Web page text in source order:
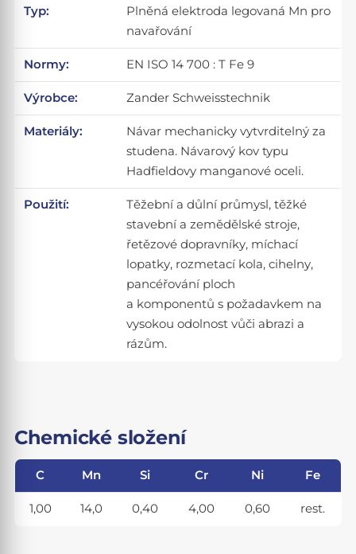
Typ:
Plněná elektroda legovaná Mn pro
navařování
Normy: EN ISO 14 700 : T Fe 9
Výrobce: Zander Schweisstechnik
Materiály:
Návar mechanicky vytvrditelný za
studena. Návarový kov typu
Hadfieldovy manganové oceli.
Použití:
Těžební a důlní průmysl, těžké
stavební a zemědělské stroje,
řetězové dopravníky, míchací
lopatky, rozmetací kola, cihelny,
pancéřování ploch
a komponentů s požadavkem na
vysokou odolnost vůči abrazi a
rázům.
Chemické složení
C Mn Si Cr Ni Fe
1,00 14,0 0,40 4,00 0,60 rest.